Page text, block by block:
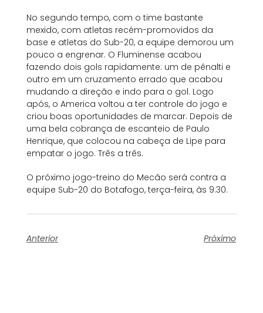
No segundo tempo, com o time bastante
mexido, com atletas recém-promovidos da
base e atletas do Sub-20, a equipe demorou um
pouco a engrenar. O Fluminense acabou
fazendo dois gols rapidamente: um de pênalti e
outro em um cruzamento errado que acabou
mudando a direção e indo para o gol. Logo
após, o America voltou a ter controle do jogo e
criou boas oportunidades de marcar. Depois de
uma bela cobrança de escanteio de Paulo
Henrique, que colocou na cabeça de Lipe para
empatar o jogo. Três a três.
O próximo jogo-treino do Mecão será contra a
equipe Sub-20 do Botafogo, terça-feira, às 9:30.
Anterior Próximo